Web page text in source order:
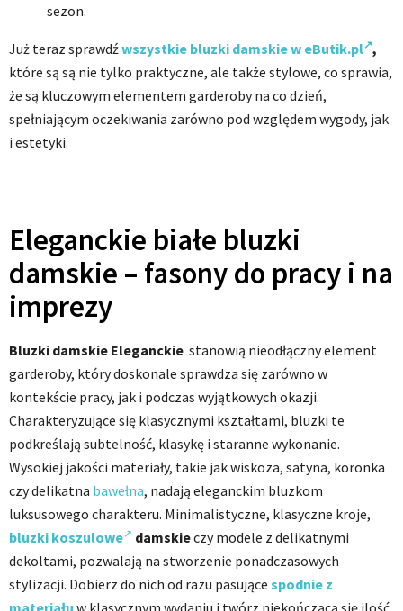
sezon.
Już teraz sprawdźwszystkie bluzki damskie w eButik.pl ,
które są są nie tylko praktyczne, ale także stylowe, co sprawia,
że są kluczowym elementem garderoby na co dzień,
spełniającym oczekiwania zarówno pod względem wygody, jak
i estetyki.
Eleganckie białe bluzki
damskie – fasony do pracy i na
imprezy
Bluzki damskie Eleganckie stanowią nieodłączny element
garderoby, który doskonale sprawdza się zarówno w
kontekście pracy, jak i podczas wyjątkowych okazji.
Charakteryzujące się klasycznymi kształtami, bluzki te
podkreślają subtelność, klasykę i staranne wykonanie.
Wysokiej jakości materiały, takie jak wiskoza, satyna, koronka
czy delikatna bawełna, nadają eleganckim bluzkom
luksusowego charakteru. Minimalistyczne, klasyczne kroje,
bluzki koszulowe
damskieczy modele z delikatnymi
dekoltami, pozwalają na stworzenie ponadczasowych
stylizacji. Dobierz do nich od razu pasujące spodnie z
materiału w klasycznym wydaniu i twórz niekończącą się ilość